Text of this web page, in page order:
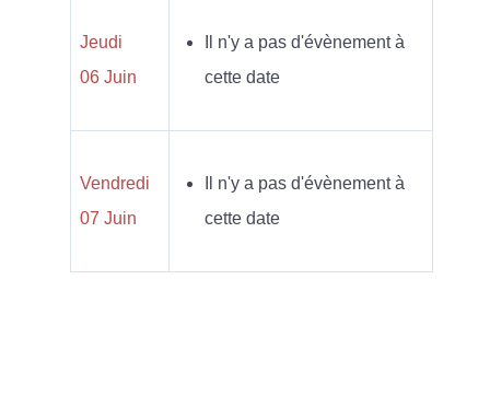
Jeudi
06 Juin
Il n'y a pas d'évènement à
cette date
Vendredi
07 Juin
Il n'y a pas d'évènement à
cette date